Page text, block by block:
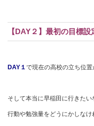
【DAY２】最初の目標設
DAY１で現在の高校の立ち位置
そして本当に早稲田に行きたい
行動や勉強量をどうにかしなけ